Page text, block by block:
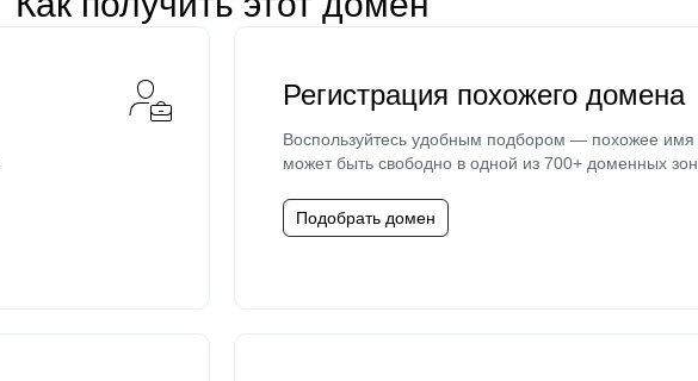
Регистрация похожего домена
Воспользуйтесь удобным подбором — похожее имя
может быть свободно в одной из 700+ доменных зон.
Подобрать домен